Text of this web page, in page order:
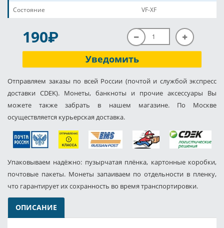
Состояние
VF-XF
190P
Уведомить
Отправляем заказы по всей России (почтой и службой экспресс
доставки CDEK). Монеты, банкноты и прочие аксессуары Вы
можете также забрать в нашем магазине. По Москве
осуществляется курьерская доставка.
Упаковываем надёжно: пузырчатая плёнка, картонные коробки,
почтовые пакеты. Монеты запаиваем по отдельности в пленку,
что гарантирует их сохранность во время транспортировки.
ОПИСАНИЕ